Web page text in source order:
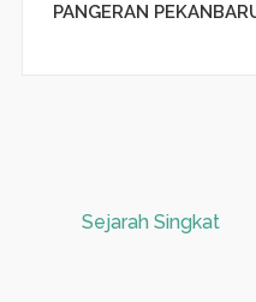
PANGERAN
Sejarah Singkat